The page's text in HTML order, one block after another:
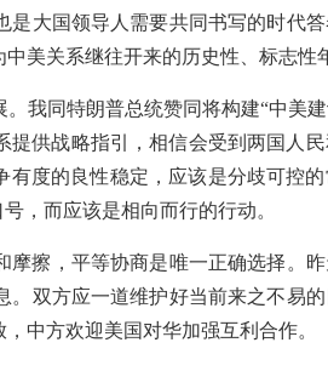
大国领导人需要共同书写的时代
美关系继往开来的历史性、标志性
我同特朗普总统赞同将构建“中美
供战略指引，相信会受到两国人
度的良性稳定，应该是分歧可控
，而应该是相向而行的行动。
擦，平等协商是唯一正确选择。
双方应一道维护好当前来之不易
中方欢迎美国对华加强互利合作。